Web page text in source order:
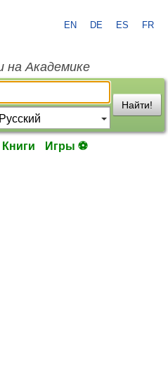
EN DE ES FR
на Академике
Найти!
Книги Игры ⚽